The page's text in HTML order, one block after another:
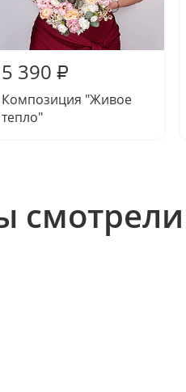
5 390 ₽
Композиция "Живое
тепло"
смотрели